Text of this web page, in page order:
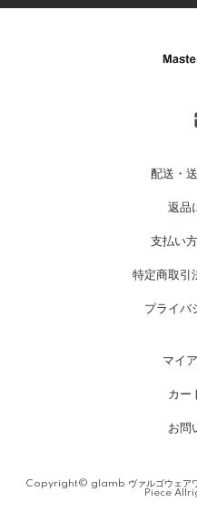
配送・
返品
支払い
特定商取引
プライバ
マイ
カー
お問
Copyright© glamb ヴァルゴウェア
Piece